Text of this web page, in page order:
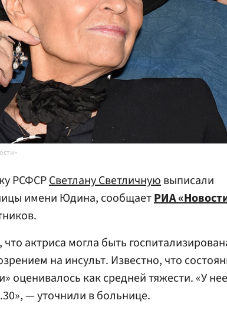
РСФСРСветлану Светличнуювыписали
имени Юдина, сообщаетРИА
актриса могла быть
на инсульт. Известно, что
оценивалось как средней тяжести. «У
— уточнили в больнице.